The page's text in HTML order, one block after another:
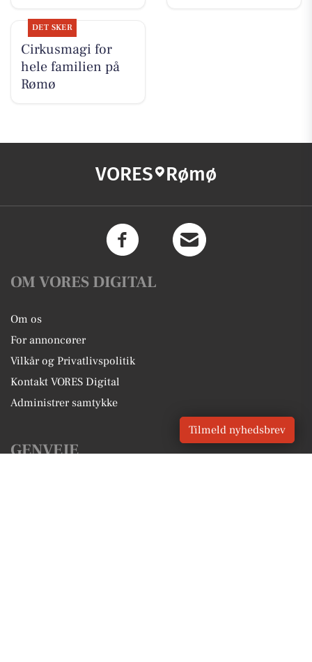
DET SKER
Cirkusmagi for
hele familien på
Rømø
VORES Rømø
OM VORES DIGITAL
Om os
For annoncører
Vilkår og Privatlivspolitik
Kontakt VORES Digital
Administrer samtykke
GENVEJE
Tilmeld nyhedsbrev